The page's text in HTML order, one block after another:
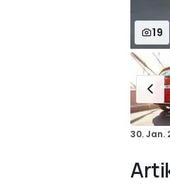
19
30. Jan.